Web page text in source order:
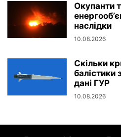
Окупанти
наслідки
10.08.2026
Скільки
балістики
дані ГУР
10.08.2026